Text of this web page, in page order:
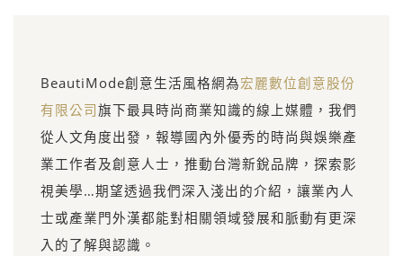
BeautiMode創意生活風格網為宏麗數位創意股份
有限公司旗下最具時尚商業知識的線上媒體，我們
從人文角度出發，報導國內外優秀的時尚與娛樂產
業工作者及創意人士，推動台灣新銳品牌，探索影
視美學…期望透過我們深入淺出的介紹，讓業內人
士或產業門外漢都能對相關領域發展和脈動有更深
入的了解與認識。